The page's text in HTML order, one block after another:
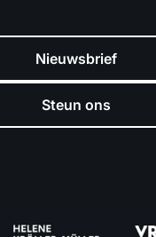
Nieuwsbrief
Steun ons